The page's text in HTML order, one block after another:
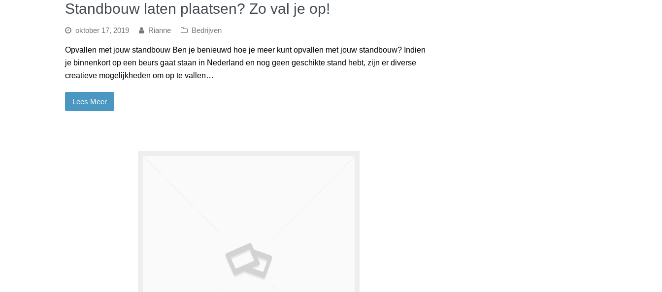
Standbouw laten plaatsen? Zo val je op!
oktober 17, 2019 Rianne Bedrijven
Opvallen met jouw standbouw Ben je benieuwd hoe je meer kunt opvallen met jouw standbouw? Indien
je binnenkort op een beurs gaat staan in Nederland en nog geen geschikte stand hebt, zijn er diverse
creatieve mogelijkheden om op te vallen…
Lees Meer